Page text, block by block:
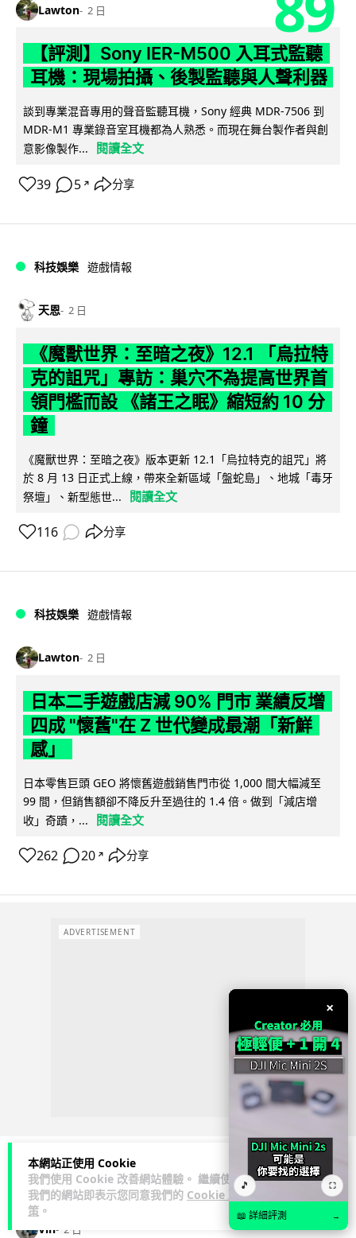
本網站正使用 Cookie
我們使用 Cookie 改善網站體驗。 繼續使用
我們的網站即表示您同意我們的 Cookie 政
策 。
Lawton 2 日
【評測】Sony IER-M500 入耳式監聽
耳機：現場拍攝、後製監聽與人聲利器
談到專業混音專用的聲音監聽耳機，Sony 經典 MDR-7506 到
MDR-M1 專業錄音室耳機都為人熟悉。而現在舞台製作者與創
意影像製作...
閱讀全文
39 5 ↗ 分享
科技娛樂 遊戲情報
天恩 2 日
《魔獸世界：至暗之夜》12.1 「烏拉特
克的詛咒」專訪：巢穴不為提高世界首
領門檻而設 《諸王之眠》縮短約 10 分
鐘
《魔獸世界：至暗之夜》版本更新 12.1「烏拉特克的詛咒」將
於 8 月 13 日正式上線，帶來全新區域「盤蛇島」、地城「毒牙
祭壇」、新型態世...
閱讀全文
116 分享
科技娛樂 遊戲情報
Lawton 2 日
日本二手遊戲店減 90% 門市 業績反增
四成 "懷舊"在 Z 世代變成最潮「新鮮
感」
日本零售巨頭 GEO 將懷舊遊戲銷售門市從 1,000 間大幅減至
99 間，但銷售額卻不降反升至過往的 1.4 倍。做到「減店增
收」奇蹟，...
閱讀全文
262 20 ↗ 分享
ADVERTISEMENT
人工智能
Vin 2 日
×
🎵 ⛶
📖 詳細評測 →